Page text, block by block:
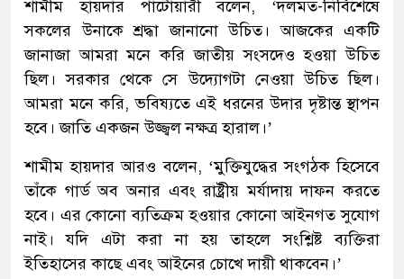
শামীম হায়দার পাটোয়ারী বলেন, ‘দলমত-নির্বিশেষে
সকলের উনাকে শ্রদ্ধা জানানো উচিত। আজকের একটি
জানাজা আমরা মনে করি জাতীয় সংসদেও হওয়া উচিত
ছিল। সরকার থেকে সে উদ্যোগটা নেওয়া উচিত ছিল।
আমরা মনে করি, ভবিষ্যতে এই ধরনের উদার দৃষ্টান্ত স্থাপন
হবে। জাতি একজন উজ্জ্বল নক্ষত্র হারাল।’
শামীম হায়দার আরও বলেন, ‘মুক্তিযুদ্ধের সংগঠক হিসেবে
তাঁকে গার্ড অব অনার এবং রাষ্ট্রীয় মর্যাদায় দাফন করতে
হবে। এর কোনো ব্যতিক্রম হওয়ার কোনো আইনগত সুযোগ
নাই। যদি এটা করা না হয় তাহলে সংশ্লিষ্ট ব্যক্তিরা
ইতিহাসের কাছে এবং আইনের চোখে দায়ী থাকবেন।’